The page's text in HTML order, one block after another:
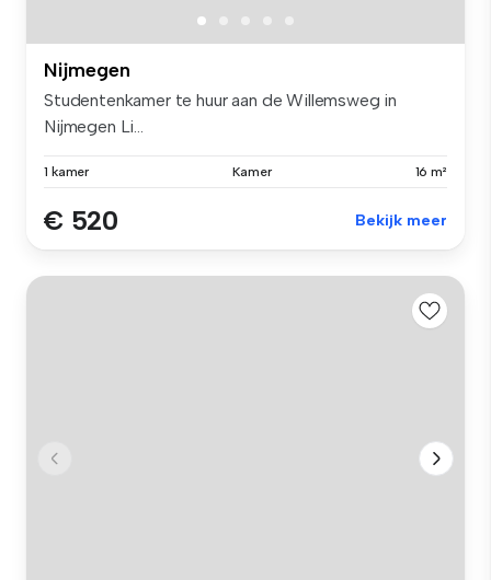
Nijmegen
Studentenkamer te huur aan de Willemsweg in
Nijmegen Li...
1 kamer Kamer 16 m²
€ 520 Bekijk meer